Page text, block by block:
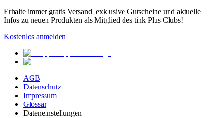
Erhalte immer gratis Versand, exklusive Gutscheine und aktuelle
Infos zu neuen Produkten als Mitglied des tink Plus Clubs!
Kostenlos anmelden
AGB
Datenschutz
Impressum
Glossar
Dateneinstellungen